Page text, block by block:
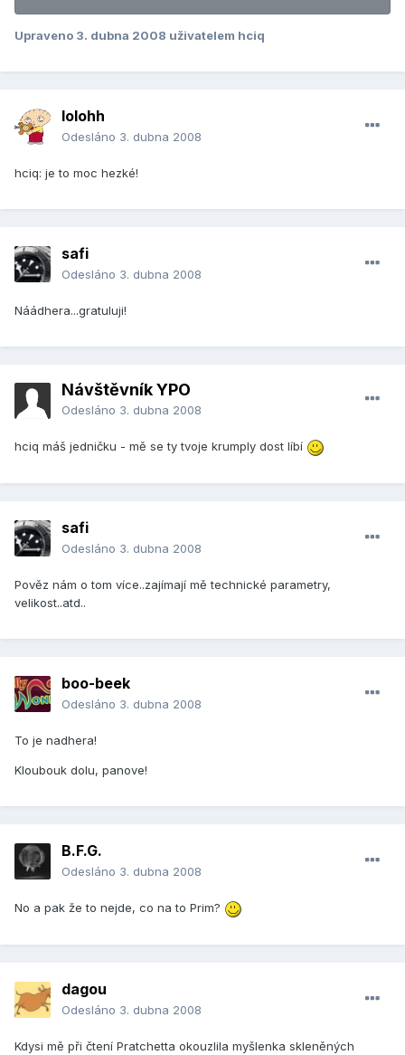
Upraveno 3. dubna 2008 uživatelem hciq
lolohh
Odesláno 3. dubna 2008
hciq: je to moc hezké!
safi
Odesláno 3. dubna 2008
Náádhera...gratuluji!
Návštěvník YPO
Odesláno 3. dubna 2008
hciq máš jedničku - mě se ty tvoje krumply dost líbí
safi
Odesláno 3. dubna 2008
Pověz nám o tom více..zajímají mě technické parametry,
velikost..atd..
boo-beek
Odesláno 3. dubna 2008
To je nadhera!
Kloubouk dolu, panove!
B.F.G.
Odesláno 3. dubna 2008
No a pak že to nejde, co na to Prim?
dagou
Odesláno 3. dubna 2008
Kdysi mě při čtení Pratchetta okouzlila myšlenka skleněných